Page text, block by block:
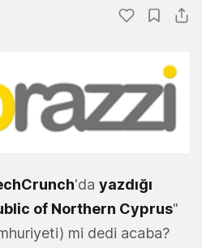
'da yazdığı
of Northern Cyprus"
mi dedi acaba?